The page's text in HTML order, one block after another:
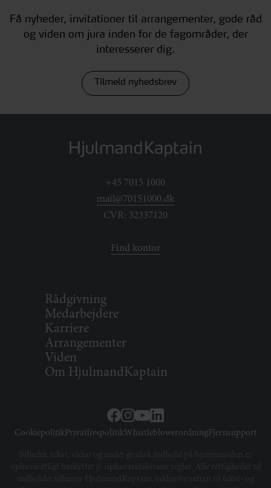
Få nyheder, invitationer til arrangementer, gode råd
og viden om jura inden for de fagområder, der
interesserer dig.
Tilmeld nyhedsbrev
+45 7015 1000
mail@70151000.dk
CVR: 32337120
Find kontor
Rådgivning
Medarbejdere
Karriere
Arrangementer
Viden
Om HjulmandKaptain
CookiepolitikPrivatlivspolitikWhistleblowerordningFjernsupport